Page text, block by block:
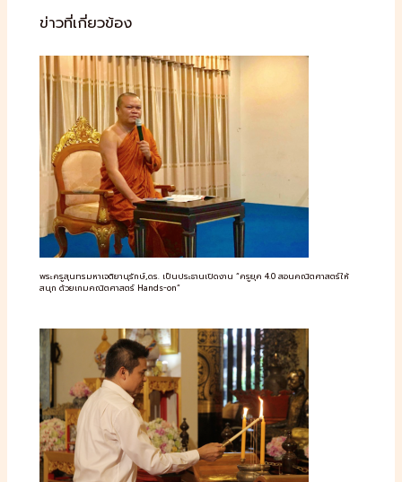
ข่าวที่เกี่ยวข้อง
พระครูสุนทรมหาเจติยานุรักษ์,ดร. เป็นประธานเปิดงาน “ครูยุค 4.0 สอนคณิตศาสตร์ให้
สนุก ด้วยเกมคณิตศาสตร์ Hands-on”